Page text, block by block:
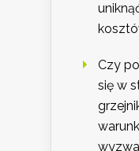
Czy
się w